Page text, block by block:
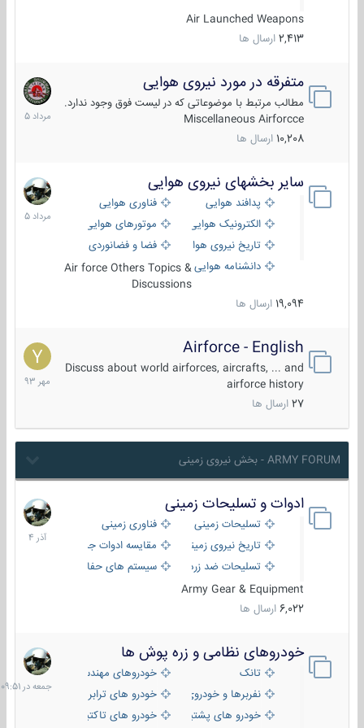
Air Launched Weapons
2,413 ارسال ها
متفرقه در مورد نیروی هوایی
مطالب مرتبط با موضوعاتی که در لیست فوق وجود ندارد.
Miscellaneous Airforcce
10,208 ارسال ها
7
مرداد
1405
سایر بخشهای نیروی هوایی
پدافند هوایی
فناوری هوایی
الکترونیک هوایی
موتورهای هوایی
تاریخ نیروی هوایی
فضا و فضانوردی
دانشنامه هواییAir force Others Topics &
Discussions
19,094 ارسال ها
2
مرداد
1405
Airforce - English
Discuss about world airforces, aircrafts, ... and
airforce history
27 ارسال ها
15
مهر
1393
ARMY FORUM - بخش نیروی زمینی
ادوات و تسلیحات زمینی
تسلیحات زمینی
فناوری زمینی
تاریخ نیروی زمینی
مقایسه ادوات جنگی
تسلیحات ضد زره
سیستم های حفاظت فعال
Army Gear & Equipment
6,022 ارسال ها
21
آذر
1404
خودروهای نظامی و زره پوش ها
تانک
خودروهای مهندسی
نفربرها و خودروی های رزمی پیاده نظام
خودرو های ترابری نظامی
خودرو های پشتیبانی آتش ، شناسایی و ضد تانک
خودرو های تاکتیکی نظامی
جمعه
در
09:51